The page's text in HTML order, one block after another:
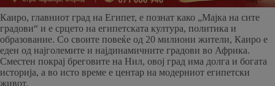
Каиро, главниот град на Египет, е познат како „Мајка на сите
градови“ и е срцето на египетската култура, политика и
образование. Со своите повеќе од 20 милиони жители, Каиро е
еден од најголемите и најдинамичните градови во Африка.
Сместен покрај бреговите на Нил, овој град има долга и богата
историја, а во исто време е центар на модерниот египетски
живот.